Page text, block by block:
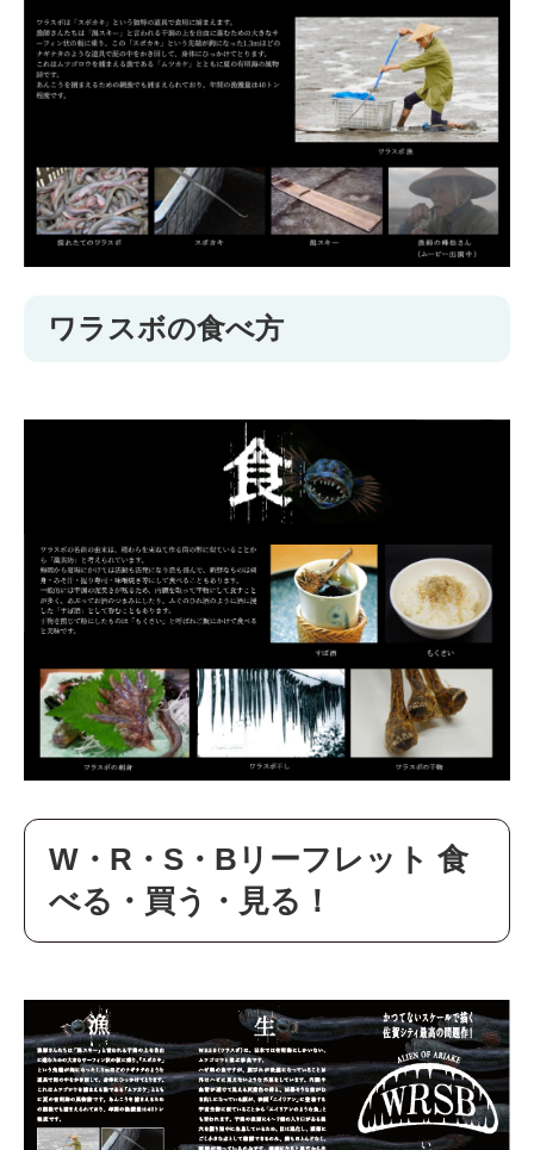
ワラスボの食べ方
W・R・S・Bリーフレット 食
べる・買う・見る！